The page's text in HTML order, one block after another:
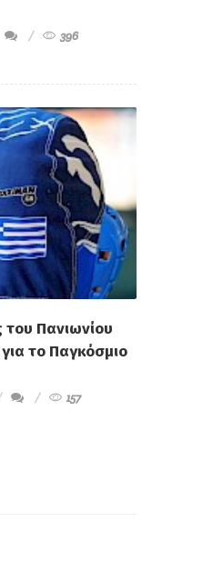
396
του Πανιωνίου
το Παγκόσμιο
157